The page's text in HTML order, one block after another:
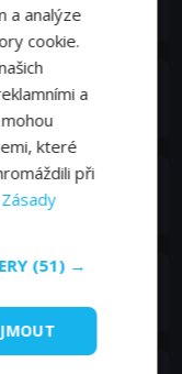
a analýze
cookie.
a
které
při
Zásady
(51) →